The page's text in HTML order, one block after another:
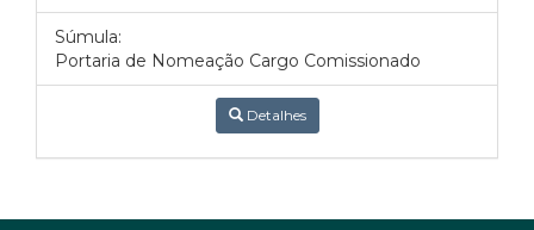
Súmula:
Portaria de Nomeação Cargo Comissionado
Detalhes